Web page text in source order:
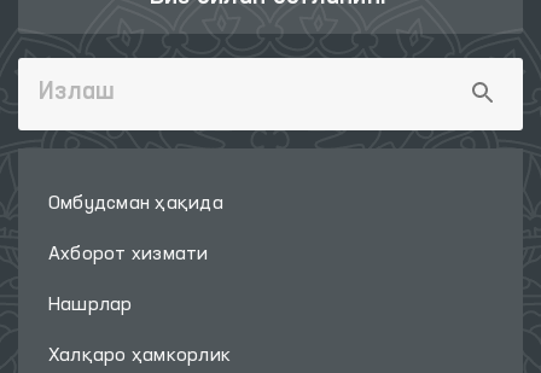
Омбудсман ҳақида
Ахборот хизмати
Нашрлар
Халқаро ҳамкорлик